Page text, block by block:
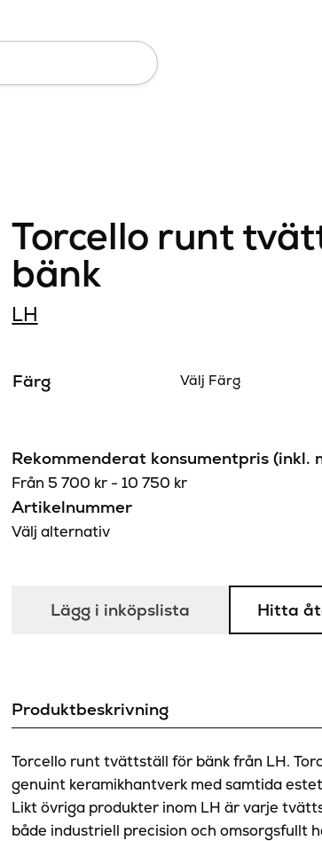
Torcello runt
bänk
LH
Färg Välj Färg
Rekommenderat konsumentpris (inkl.
Från 5 700 kr -10 750 kr
Artikelnummer
Välj alternativ
Lägg i inköpslista Hitta
Produktbeskrivning
Torcello runt tvättställ för bänk från LH.
genuint keramikhantverk med samtida
Likt övriga produkter inom LH är varje
både industriell precision och omsorgsfullt